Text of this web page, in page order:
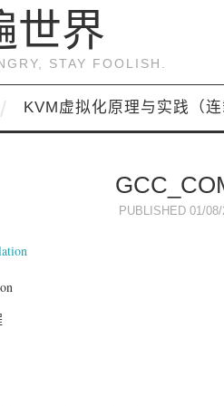
世界
STAY FOOLISH.
KVM虚拟化原理与实践（连
PUBLISHED 01/08/